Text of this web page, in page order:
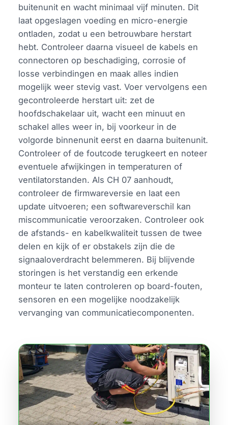
buitenunit en wacht minimaal vijf minuten. Dit
laat opgeslagen voeding en micro-energie
ontladen, zodat u een betrouwbare herstart
hebt. Controleer daarna visueel de kabels en
connectoren op beschadiging, corrosie of
losse verbindingen en maak alles indien
mogelijk weer stevig vast. Voer vervolgens een
gecontroleerde herstart uit: zet de
hoofdschakelaar uit, wacht een minuut en
schakel alles weer in, bij voorkeur in de
volgorde binnenunit eerst en daarna buitenunit.
Controleer of de foutcode terugkeert en noteer
eventuele afwijkingen in temperaturen of
ventilatorstanden. Als CH 07 aanhoudt,
controleer de firmwareversie en laat een
update uitvoeren; een softwareverschil kan
miscommunicatie veroorzaken. Controleer ook
de afstands- en kabelkwaliteit tussen de twee
delen en kijk of er obstakels zijn die de
signaaloverdracht belemmeren. Bij blijvende
storingen is het verstandig een erkende
monteur te laten controleren op board-fouten,
sensoren en een mogelijke noodzakelijk
vervanging van communicatiecomponenten.